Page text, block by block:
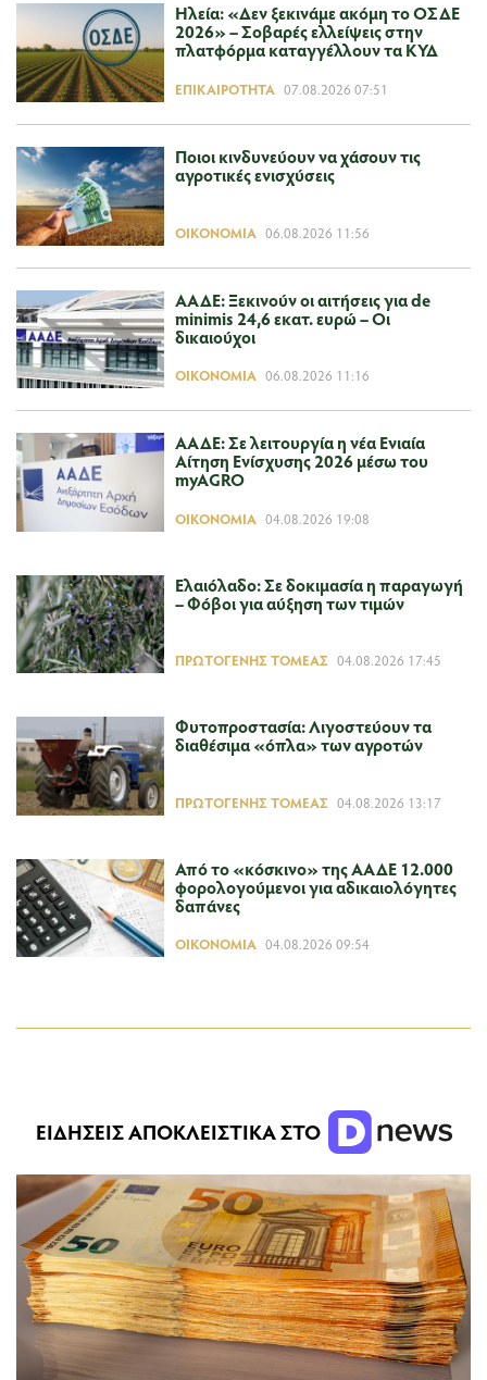
Ηλεία: «Δεν ξεκινάμε ακόμη το ΟΣΔΕ
2026» – Σοβαρές ελλείψεις στην
πλατφόρμα καταγγέλλουν τα ΚΥΔ
ΕΠΙΚΑΙΡΌΤΗΤΑ 07.08.2026 07:51
Ποιοι κινδυνεύουν να χάσουν τις
αγροτικές ενισχύσεις
ΟΙΚΟΝΟΜΊΑ 06.08.2026 11:56
ΑΑΔΕ: Ξεκινούν οι αιτήσεις για de
minimis 24,6 εκατ. ευρώ – Οι
δικαιούχοι
ΟΙΚΟΝΟΜΊΑ 06.08.2026 11:16
ΑΑΔΕ: Σε λειτουργία η νέα Ενιαία
Αίτηση Ενίσχυσης 2026 μέσω του
myAGRO
ΟΙΚΟΝΟΜΊΑ 04.08.2026 19:08
Ελαιόλαδο: Σε δοκιμασία η παραγωγή
– Φόβοι για αύξηση των τιμών
ΠΡΩΤΟΓΕΝΉΣ ΤΟΜΈΑΣ 04.08.2026 17:45
Φυτοπροστασία: Λιγοστεύουν τα
διαθέσιμα «όπλα» των αγροτών
ΠΡΩΤΟΓΕΝΉΣ ΤΟΜΈΑΣ 04.08.2026 13:17
Από το «κόσκινο» της ΑΑΔΕ 12.000
φορολογούμενοι για αδικαιολόγητες
δαπάνες
ΟΙΚΟΝΟΜΊΑ 04.08.2026 09:54
ΕΙΔΗΣΕΙΣ ΑΠΟΚΛΕΙΣΤΙΚΑ ΣΤΟ